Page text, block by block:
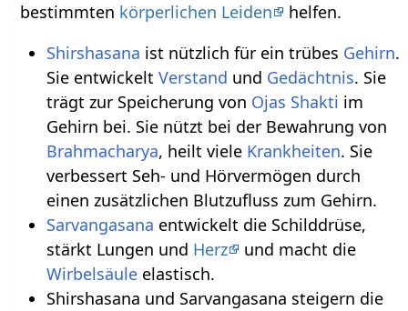
bestimmten körperlichen Leiden
helfen.
Shirshasana ist nützlich für ein trübes Gehirn.
Sie entwickelt Verstand und Gedächtnis. Sie
trägt zur Speicherung von Ojas Shakti im
Gehirn bei. Sie nützt bei der Bewahrung von
Brahmacharya, heilt viele Krankheiten. Sie
verbessert Seh- und Hörvermögen durch
einen zusätzlichen Blutzufluss zum Gehirn.
Sarvangasana entwickelt die Schilddrüse,
stärkt Lungen und Herz
und macht die
Wirbelsäuleelastisch.
Shirshasana und Sarvangasana steigern die